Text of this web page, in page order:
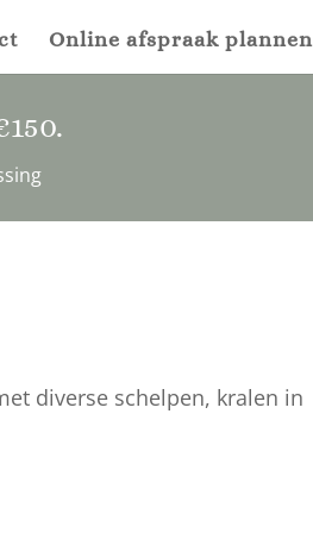
Online afspraak plannen
.
diverse schelpen, kralen in